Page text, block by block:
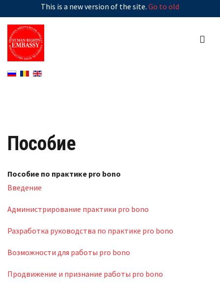
This is a new version of the site. Go to old
Пособие
Пособие по практике pro bono
Введение
Администрирование практики pro bono
Разработка руководства по практике pro bono
Возможности для работы pro bono
Продвижение и признание работы pro bono